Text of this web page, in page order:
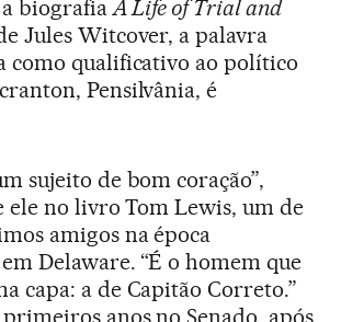
a biografiaA Life of Trial and
Jules Witcover, a palavra
como qualificativo ao político
Pensilvânia, é
sujeito de bom coração”,
ele no livro Tom Lewis, um de
amigos na época
Delaware. “É o homem que
capa: a de Capitão Correto.”